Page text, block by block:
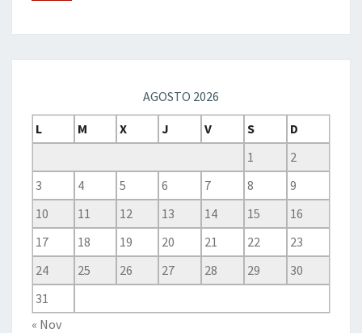
AGOSTO 2026
L
M X J V S
D
1
2
3
4 5 6 7 8
9
10
11 12 13 14 15
16
17
18 19 20 21 22
23
24
25 26 27 28 29
30
31
« Nov